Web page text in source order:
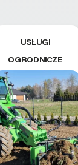
USŁUGI
OGRODNICZE